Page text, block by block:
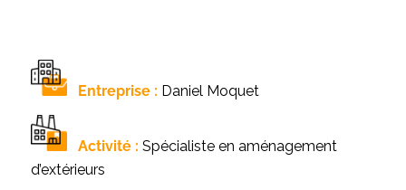
Entreprise : Daniel Moquet
Activité : Spécialiste en aménagement
d’extérieurs